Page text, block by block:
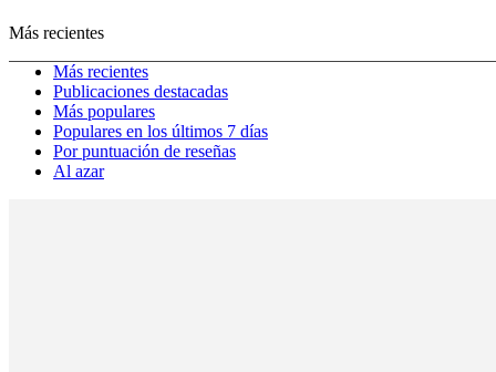
Más recientes
Más recientes
Publicaciones destacadas
Más populares
Populares en los últimos 7 días
Por puntuación de reseñas
Al azar